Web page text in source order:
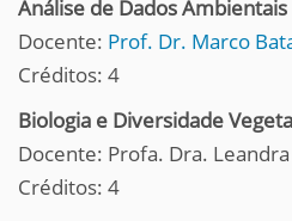
Análise de Dados Ambientais
Docente: Prof. Dr. Marco
Créditos: 4
Biologia e Diversidade
Docente: Profa. Dra.
Créditos: 4